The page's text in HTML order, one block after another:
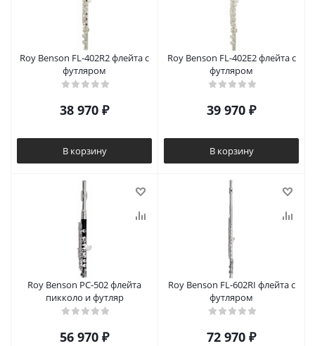
Roy Benson FL-402R2 флейта с
футляром
38 970 ₽
В корзину
Roy Benson FL-402E2 флейта с
футляром
39 970 ₽
В корзину
Roy Benson PC-502 флейта
пикколо и футляр
56 970 ₽
Roy Benson FL-602RІ флейта с
футляром
72 970 ₽